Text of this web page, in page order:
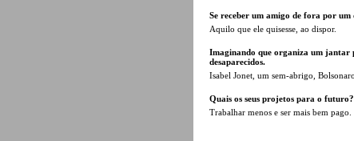
Se receber um amigo de fora por
Aquilo que ele quisesse, ao dispor.
Imaginando que organiza um jantar
desaparecidos.
Isabel Jonet, um sem-abrigo,
Quais os seus projetos para o futuro?
Trabalhar menos e ser mais bem pago.